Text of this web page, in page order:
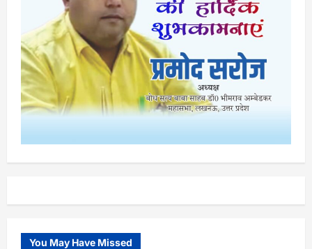
You May Have Missed